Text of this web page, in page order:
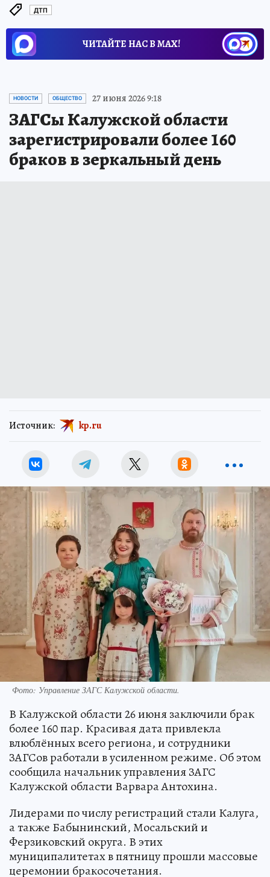
ДТП
ЧИТАЙТЕ НАС В МАХ!
НОВОСТИ ОБЩЕСТВО 27 июня 2026 9:18
ЗАГСы Калужской области
зарегистрировали более 160
браков в зеркальный день
Источник: kp.ru
Фото: Управление ЗАГС Калужской области.
В Калужской области 26 июня заключили брак
более 160 пар. Красивая дата привлекла
влюблённых всего региона, и сотрудники
ЗАГСов работали в усиленном режиме. Об этом
сообщила начальник управления ЗАГС
Калужской области Варвара Антохина.
Лидерами по числу регистраций стали Калуга,
а также Бабынинский, Мосальский и
Ферзиковский округа. В этих
муниципалитетах в пятницу прошли массовые
церемонии бракосочетания.